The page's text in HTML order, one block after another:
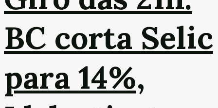
BC corta Selic
para 14%,